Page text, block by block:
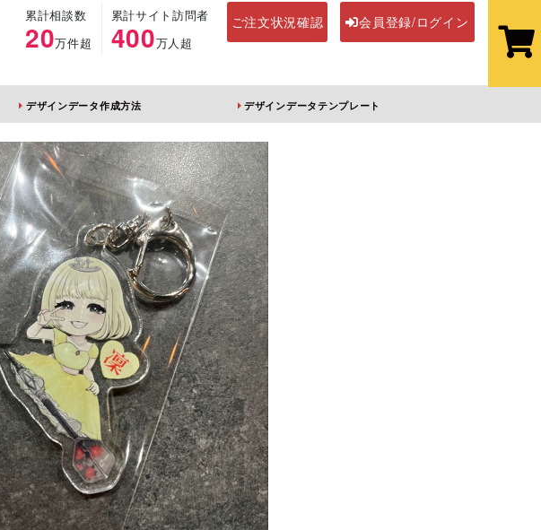
累計相談数
20万件超
累計サイト訪問者
400万人超
ご注文状況確認 会員登録/ログイン
デザインデータ作成方法 デザインデータテンプレート
アクリルブロック ステッカー その他アイテム
ふりふりキーホル
ダー
オーロラアクリル
キーホルダー